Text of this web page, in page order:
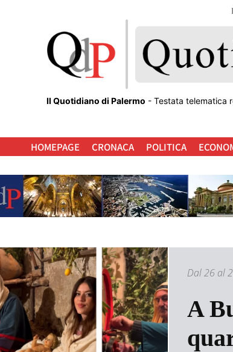
Il Quotidiano di Palermo - Testata telematica
HOMEPAGE CRONACA POLITICA
Dal 26 al
A